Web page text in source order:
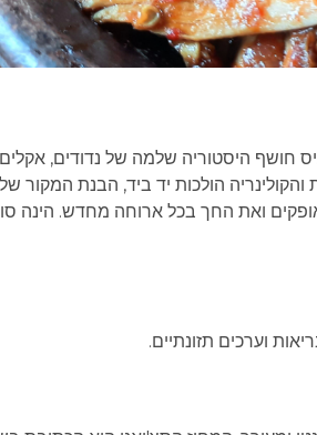
חושף היסטוריה שלמה של נדודים,
הולכות יד ביד, הבנת המקור
ואת החך בכל ארוחה מחדש. הינה
וערכים תזונתיים.